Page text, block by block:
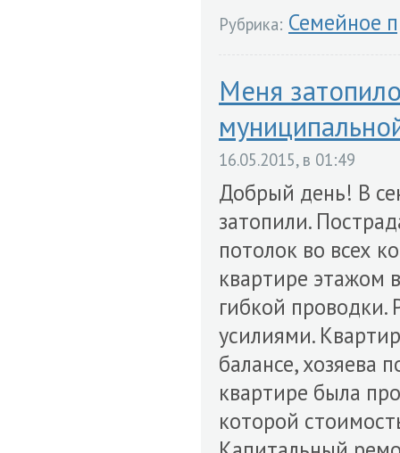
Рубрика: Семейное
Меня
16.05.2015, в 01:49
Добрый день! В
затопили.
потолок во всех
квартире этажом
гибкой проводки.
усилиями.
балансе, хозяева
квартире была
которой